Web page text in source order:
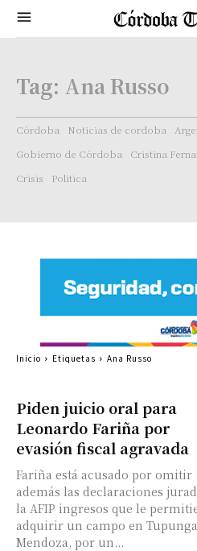
Tag: Ana Russo
Córdoba Noticias de cordoba
Gobierno de Córdoba
Cristina
Crisis
Politica
Piden juicio oral para
Leonardo Fariña por
evasión fiscal agravada
Fariña está acusado por omitir
además las declaraciones
la AFIP ingresos que le
adquirir un campo en
Mendoza, por un...
Inicio Etiquetas Ana Russo